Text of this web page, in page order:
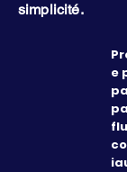
simplicité.
e